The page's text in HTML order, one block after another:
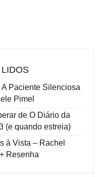
A Paciente Silenciosa
Pimel
de O Diário da
(e quando estreia)
à Vista – Rachel
Resenha